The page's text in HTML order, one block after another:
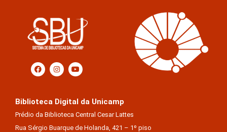
Biblioteca Digital da Unicamp
Prédio da Biblioteca Central Cesar Lattes
Rua Sérgio Buarque de Holanda, 421 – 1º piso